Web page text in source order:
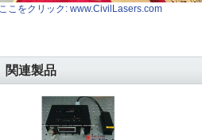
ここをクリック: www.CivilLasers.com
関連製品